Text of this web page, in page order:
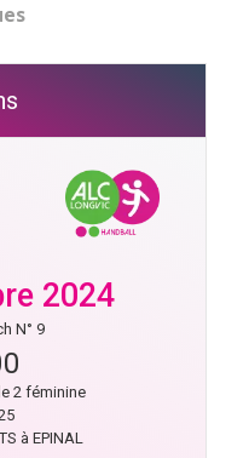
2024
N° 9
2 féminine
à EPINAL